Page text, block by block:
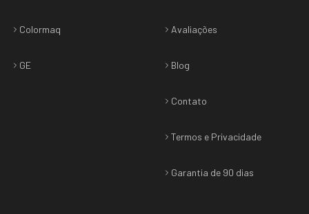
Colormaq
GE
Avaliações
Blog
Contato
Termos e Privacidade
Garantia de 90 dias